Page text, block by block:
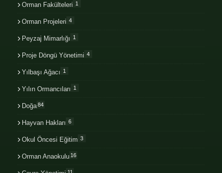
Orman Fakülteleri 1
Orman Projeleri 4
Peyzaj Mimarlığı 1
Proje Döngü Yönetimi 4
Yılbaşı Ağacı 1
Yılın Ormancıları 1
Doğa84
Hayvan Hakları 6
Okul Öncesi Eğitim 3
Orman Anaokulu 16